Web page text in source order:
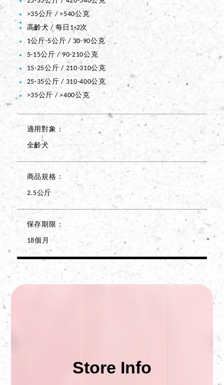
>35公斤 / >540公克
高齡犬 / 每日1-2次
1公斤-5公斤 / 30-90公克
5-15公斤 / 90-210公克
15-25公斤 / 210-310公克
25-35公斤 / 310-400公克
>35公斤 / >400公克
適用對象
全齡犬
商品規格
2.5公斤
保存期限
18個月
Store Info